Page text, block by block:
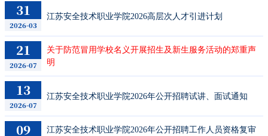
31
2026-03
江苏安全技术职业学院2026高层次人才引进计划
21
2026-07
关于防范冒用学校名义开展招生及新生服务活动的郑重声
明
13
2026-07
江苏安全技术职业学院2026年公开招聘试讲、面试通知
09
江苏安全技术职业学院2026年公开招聘工作人员资格复审